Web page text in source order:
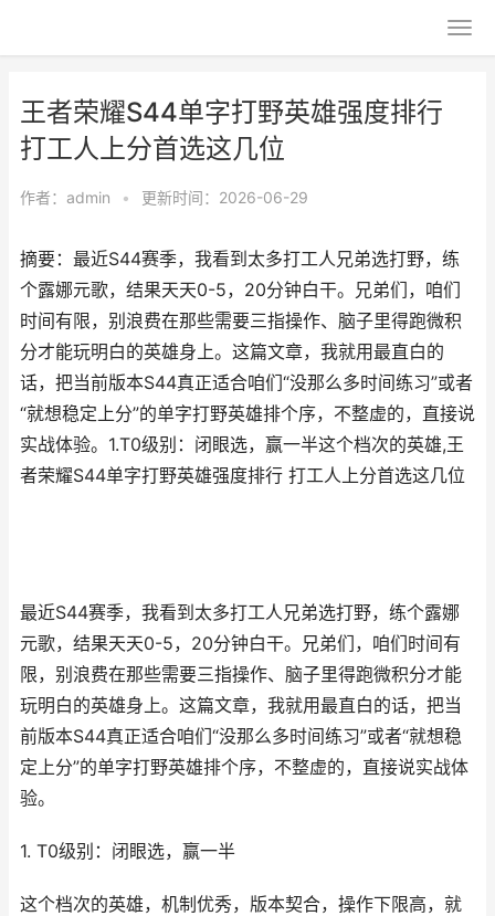
王者荣耀S44单字打野英雄强度排行
打工人上分首选这几位
作者： admin • 更新时间：2026-06-29
摘要：最近S44赛季，我看到太多打工人兄弟选打野，练
个露娜元歌，结果天天0-5，20分钟白干。兄弟们，咱们
时间有限，别浪费在那些需要三指操作、脑子里得跑微积
分才能玩明白的英雄身上。这篇文章，我就用最直白的
话，把当前版本S44真正适合咱们“没那么多时间练习”或者
“就想稳定上分”的单字打野英雄排个序，不整虚的，直接说
实战体验。1.T0级别：闭眼选，赢一半这个档次的英雄,王
者荣耀S44单字打野英雄强度排行 打工人上分首选这几位
最近S44赛季，我看到太多打工人兄弟选打野，练个露娜
元歌，结果天天0-5，20分钟白干。兄弟们，咱们时间有
限，别浪费在那些需要三指操作、脑子里得跑微积分才能
玩明白的英雄身上。这篇文章，我就用最直白的话，把当
前版本S44真正适合咱们“没那么多时间练习”或者“就想稳
定上分”的单字打野英雄排个序，不整虚的，直接说实战体
验。
1. T0级别：闭眼选，赢一半
这个档次的英雄，机制优秀，版本契合，操作下限高，就